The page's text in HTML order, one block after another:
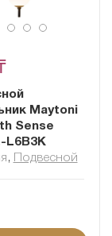
Maytoni
Sense
L6B3K
, Подвесной